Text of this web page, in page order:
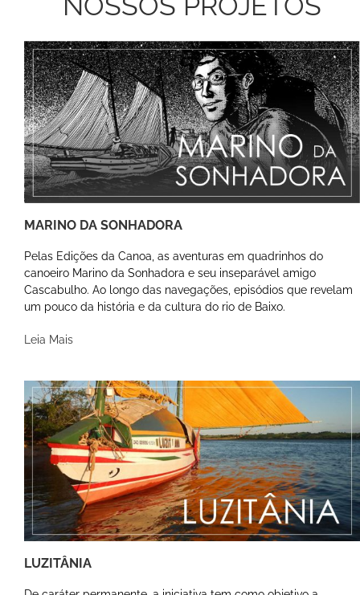
MARINO DA SONHADORA
Pelas Edições da Canoa, as aventuras em quadrinhos do
canoeiro Marino da Sonhadora e seu inseparável amigo
Cascabulho. Ao longo das navegações, episódios que revelam
um pouco da história e da cultura do rio de Baixo.
Leia Mais
LUZITÂNIA